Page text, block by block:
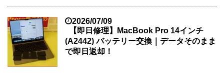
2026/07/09
【即日修理】MacBook Pro 14インチ
(A2442) バッテリー交換｜データそのまま
で即日返却！